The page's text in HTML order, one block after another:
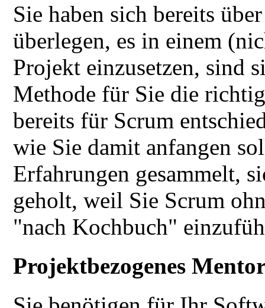
Sie haben sich bereits
überlegen, es in einem
Projekt einzusetzen, sind
Methode für Sie die
bereits für Scrum
wie Sie damit anfangen
Erfahrungen gesammelt,
geholt, weil Sie Scrum
"nach Kochbuch"
Projektbezogenes